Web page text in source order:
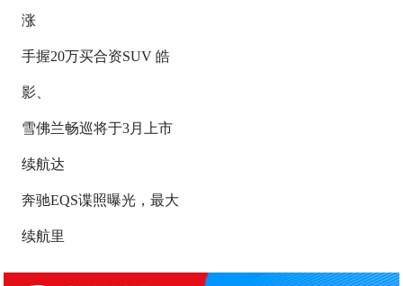
涨
手握20万买合资SUV 皓
影、
雪佛兰畅巡将于3月上市
续航达
奔驰EQS谍照曝光，最大
续航里